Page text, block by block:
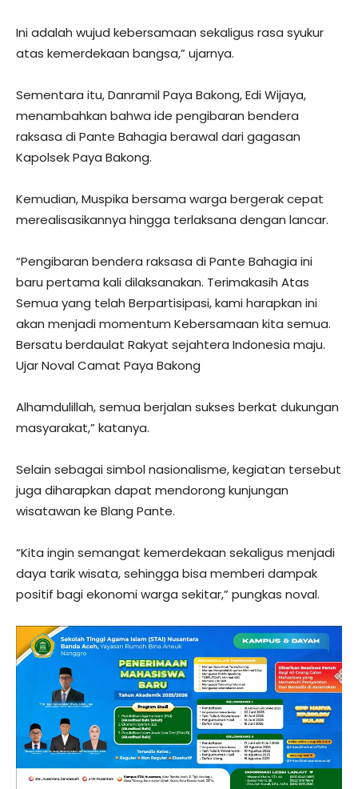
Ini adalah wujud kebersamaan sekaligus rasa syukur
atas kemerdekaan bangsa,” ujarnya.
Sementara itu, Danramil Paya Bakong, Edi Wijaya,
menambahkan bahwa ide pengibaran bendera
raksasa di Pante Bahagia berawal dari gagasan
Kapolsek Paya Bakong.
Kemudian, Muspika bersama warga bergerak cepat
merealisasikannya hingga terlaksana dengan lancar.
“Pengibaran bendera raksasa di Pante Bahagia ini
baru pertama kali dilaksanakan. Terimakasih Atas
Semua yang telah Berpartisipasi, kami harapkan ini
akan menjadi momentum Kebersamaan kita semua.
Bersatu berdaulat Rakyat sejahtera Indonesia maju.
Ujar Noval Camat Paya Bakong
Alhamdulillah, semua berjalan sukses berkat dukungan
masyarakat,” katanya.
Selain sebagai simbol nasionalisme, kegiatan tersebut
juga diharapkan dapat mendorong kunjungan
wisatawan ke Blang Pante.
“Kita ingin semangat kemerdekaan sekaligus menjadi
daya tarik wisata, sehingga bisa memberi dampak
positif bagi ekonomi warga sekitar,” pungkas noval.